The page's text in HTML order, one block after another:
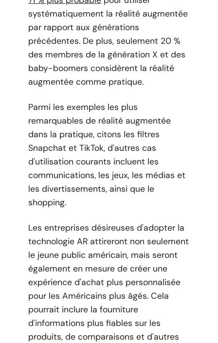
systématiquement la réalité augmentée
par rapport aux générations
précédentes. De plus, seulement 20 %
des membres de la génération X et des
baby-boomers considèrent la réalité
augmentée comme pratique.
Parmi les exemples les plus
remarquables de réalité augmentée
dans la pratique, citons les filtres
Snapchat et TikTok, d'autres cas
d'utilisation courants incluent les
communications, les jeux, les médias et
les divertissements, ainsi que le
shopping.
Les entreprises désireuses d'adopter la
technologie AR attireront non seulement
le jeune public américain, mais seront
également en mesure de créer une
expérience d'achat plus personnalisée
pour les Américains plus âgés. Cela
pourrait inclure la fourniture
d'informations plus fiables sur les
produits, de comparaisons et d'autres